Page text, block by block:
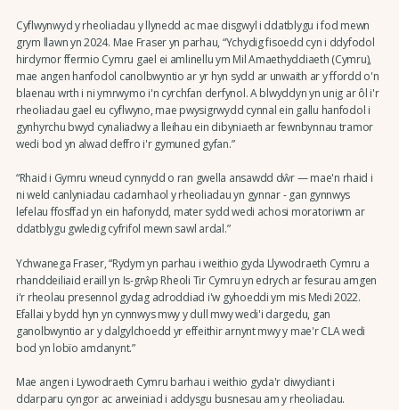
Cyflwynwyd y rheoliadau y llynedd ac mae disgwyl i ddatblygu i fod mewn
grym llawn yn 2024. Mae Fraser yn parhau, “Ychydig fisoedd cyn i ddyfodol
hirdymor ffermio Cymru gael ei amlinellu ym Mil Amaethyddiaeth (Cymru),
mae angen hanfodol canolbwyntio ar yr hyn sydd ar unwaith ar y ffordd o'n
blaenau wrth i ni ymrwymo i'n cyrchfan derfynol. A blwyddyn yn unig ar ôl i'r
rheoliadau gael eu cyflwyno, mae pwysigrwydd cynnal ein gallu hanfodol i
gynhyrchu bwyd cynaliadwy a lleihau ein dibyniaeth ar fewnbynnau tramor
wedi bod yn alwad deffro i'r gymuned gyfan.”
“Rhaid i Gymru wneud cynnydd o ran gwella ansawdd dŵr — mae'n rhaid i
ni weld canlyniadau cadarnhaol y rheoliadau yn gynnar - gan gynnwys
lefelau ffosffad yn ein hafonydd, mater sydd wedi achosi moratoriwm ar
ddatblygu gwledig cyfrifol mewn sawl ardal.”
Ychwanega Fraser, “Rydym yn parhau i weithio gyda Llywodraeth Cymru a
rhanddeiliaid eraill yn Is-grŵp Rheoli Tir Cymru yn edrych ar fesurau amgen
i'r rheolau presennol gydag adroddiad i'w gyhoeddi ym mis Medi 2022.
Efallai y bydd hyn yn cynnwys mwy y dull mwy wedi'i dargedu, gan
ganolbwyntio ar y dalgylchoedd yr effeithir arnynt mwy y mae'r CLA wedi
bod yn lobïo amdanynt.”
Mae angen i Lywodraeth Cymru barhau i weithio gyda'r diwydiant i
ddarparu cyngor ac arweiniad i addysgu busnesau am y rheoliadau.